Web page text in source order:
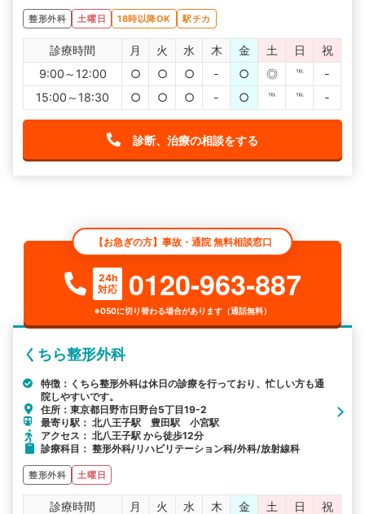
整形外科 土曜日 18時以降OK 駅チカ
診療時間 月 火 水 木 金 土 日
祝
9:00～12:00
○ ○ ○ - ○ ◎ ℡
-
15:00～18:30
○ ○ ○ - ○ ℡ ℡ -
診断、治療の相談をする
【お急ぎの方】事故・通院 無料相談窓口
24h
対応
0120-963-887
※050に切り替わる場合があります（通話無料）
くちら整形外科
特徴：くちら整形外科は休日の診療を行っており、忙しい方も通
院しやすいです。
住所：東京都日野市日野台5丁目19-2
最寄り駅： 北八王子駅 豊田駅 小宮駅
アクセス： 北八王子駅 から徒歩12分
診療科目： 整形外科/リハビリテーション科/外科/放射線科
整形外科 土曜日
診療時間 月 火 水 木 金 土 日
祝